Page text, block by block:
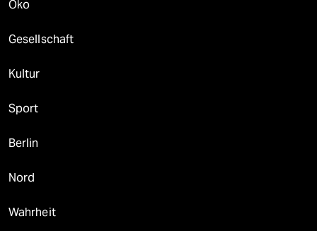
Öko
Gesellschaft
Kultur
Sport
Berlin
Nord
Wahrheit